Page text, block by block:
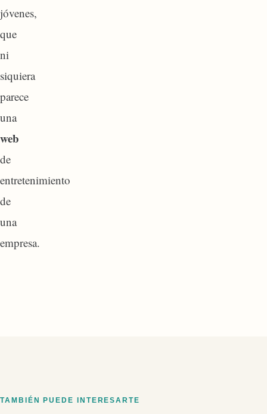
jóvenes,
que
ni
siquiera
parece
una
web
de
entretenimiento
de
una
empresa.
TAMBIÉN PUEDE INTERESARTE